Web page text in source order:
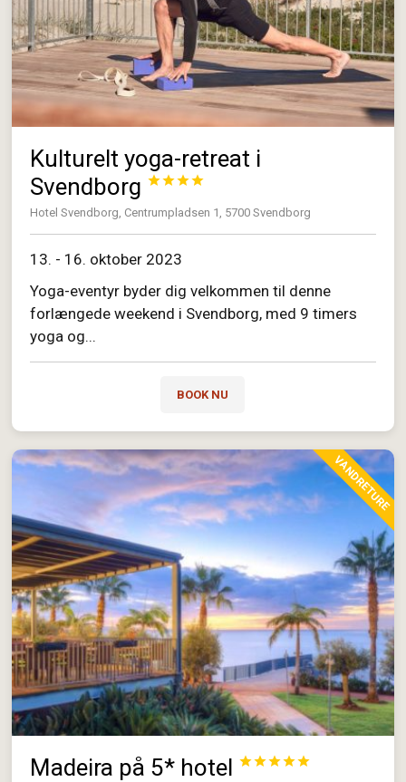
Kulturelt yoga-retreat i
Svendborg




Hotel Svendborg, Centrumpladsen 1, 5700 Svendborg
13. - 16. oktober 2023
Yoga-eventyr byder dig velkommen til denne
forlængede weekend i Svendborg, med 9 timers
yoga og...
BOOK NU
VANDRETURE
Madeira på 5* hotel 



